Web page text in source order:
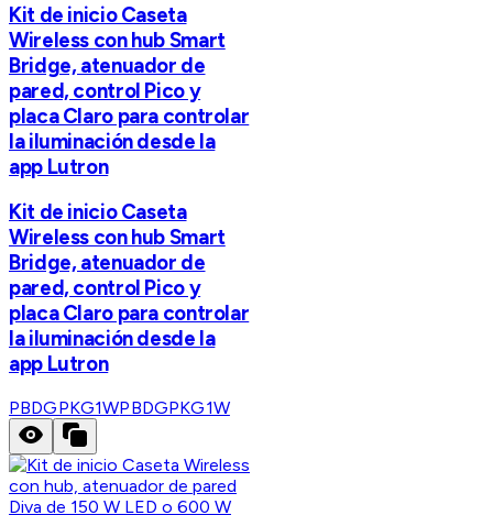
Kit de inicio Caseta
Wireless con hub Smart
Bridge, atenuador de
pared, control Pico y
placa Claro para controlar
la iluminación desde la
app Lutron
Kit de inicio Caseta
Wireless con hub Smart
Bridge, atenuador de
pared, control Pico y
placa Claro para controlar
la iluminación desde la
app Lutron
PBDGPKG1WPBDGPKG1W